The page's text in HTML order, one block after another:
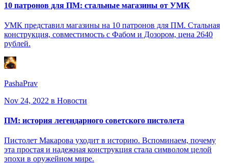
10 патронов для ПМ: стальные магазины от УМК
УМК представил магазины на 10 патронов для ПМ. Стальная
конструкция, совместимость с Фабом и Дозором, цена 2640
рублей.
PashaPrav
Nov 24, 2022 в Новости
ПМ: история легендарного советского пистолета
Пистолет Макарова уходит в историю. Вспоминаем, почему
эта простая и надежная конструкция стала символом целой
эпохи в оружейном мире.